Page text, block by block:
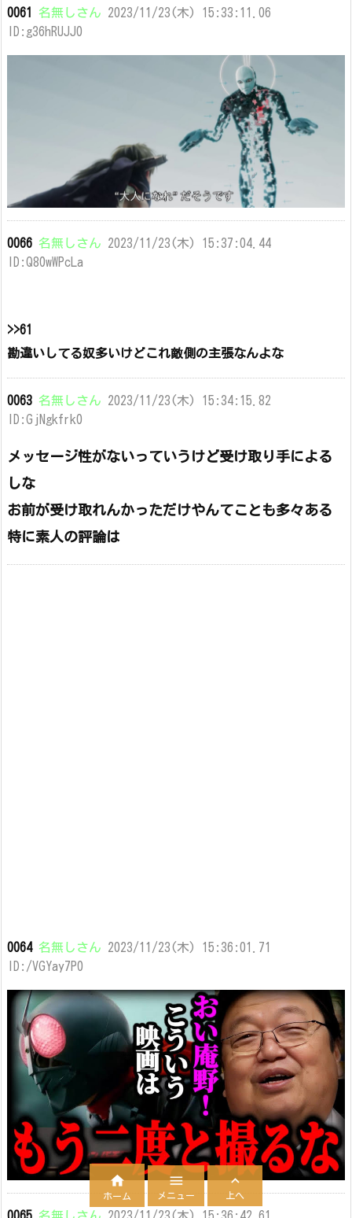
0061 名無しさん 2023/11/23(木) 15:33:11.06
ID:g36hRUJJ0
0066 名無しさん 2023/11/23(木) 15:37:04.44
ID:Q80wWPcLa
>>61
勘違いしてる奴多いけどこれ敵側の主張なんよな
0063 名無しさん 2023/11/23(木) 15:34:15.82
ID:GjNgkfrk0
メッセージ性がないっていうけど受け取り手による
しな
お前が受け取れんかっただけやんてことも多々ある
特に素人の評論は
0064 名無しさん 2023/11/23(木) 15:36:01.71
ID:/VGYay7P0
0065 名無しさん 2023/11/23(木) 15:36:42.61

ホーム

メニュー

上へ